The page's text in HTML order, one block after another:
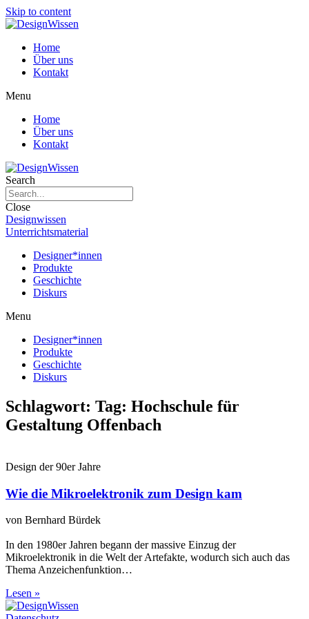
Skip to content
Home
Über uns
Kontakt
Menu
Home
Über uns
Kontakt
Search
Close
Designwissen
Unterrichtsmaterial
Designer*innen
Produkte
Geschichte
Diskurs
Menu
Designer*innen
Produkte
Geschichte
Diskurs
Schlagwort: Tag: Hochschule für
Gestaltung Offenbach
Design der 90er Jahre
Wie die Mikroelektronik zum Design kam
von Bernhard Bürdek
In den 1980er Jahren begann der massive Einzug der
Mikroelektronik in die Welt der Artefakte, wodurch sich auch das
Thema Anzeichenfunktion…
Lesen »